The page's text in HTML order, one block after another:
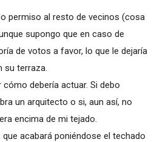
permiso al resto de vecinos (cosa
supongo que en caso de
de votos a favor, lo que le dejaría
su terraza.
debería actuar. Si debo
un arquitecto o si, aun así, no
encima de mi tejado.
acabará poniéndose el techado